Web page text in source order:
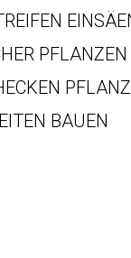
PFLANZEN
BAUEN